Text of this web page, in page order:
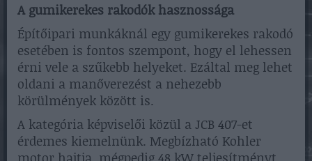
A gumikerekes rakodók hasznossága
Építőipari munkáknál egy gumikerekes rakodó
esetében is fontos szempont, hogy el lehessen
érni vele a szűkebb helyeket. Ezáltal meg lehet
oldani a manőverezést a nehezebb
körülmények között is.
A kategória képviselői közül a JCB 407-et
érdemes kiemelnünk. Megbízható Kohler